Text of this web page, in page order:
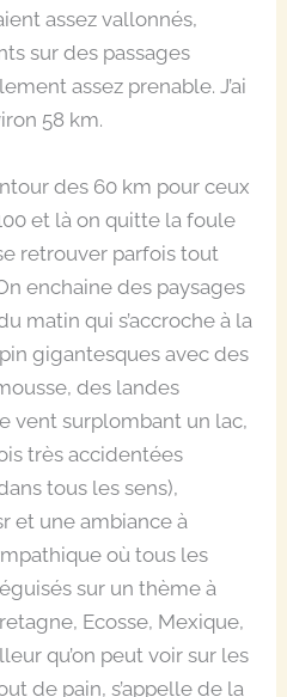
assez vallonnés,
sur des passages
assez prenable. J’ai
58 km.
des 60 km pour ceux
et là on quitte la foule
retrouver parfois tout
enchaine des paysages
matin qui s’accroche à la
gigantesques avec des
des landes
vent surplombant un lac,
très accidentées
tous les sens),
et une ambiance à
où tous les
sur un thème à
Ecosse, Mexique,
qu’on peut voir sur les
de pain, s’appelle de la